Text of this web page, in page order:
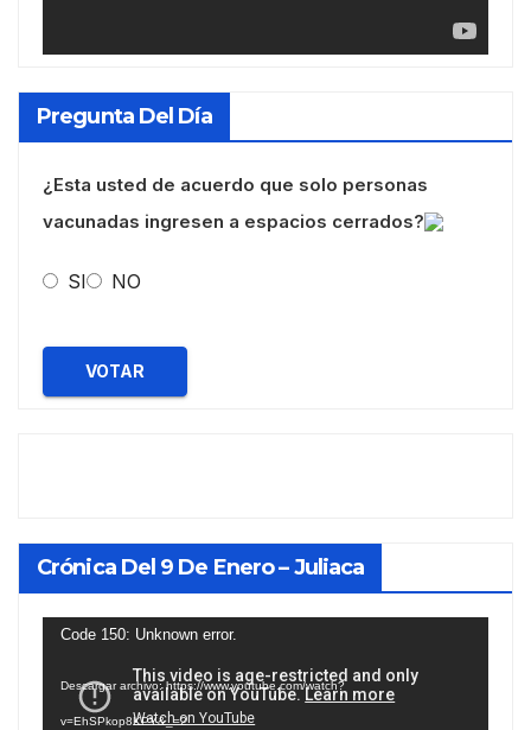
Pregunta Del Día
¿Esta usted de acuerdo que solo personas
vacunadas ingresen a espacios cerrados?
SI NO
VOTAR
Crónica Del 9 De Enero – Juliaca
Reproductor
vídeo
Code 150: Unknown error.
Descargar archivo: https://www.youtube.com/watch?
v=EhSPkop8KPY&_=2